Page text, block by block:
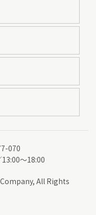
070
～18:00
All Rights